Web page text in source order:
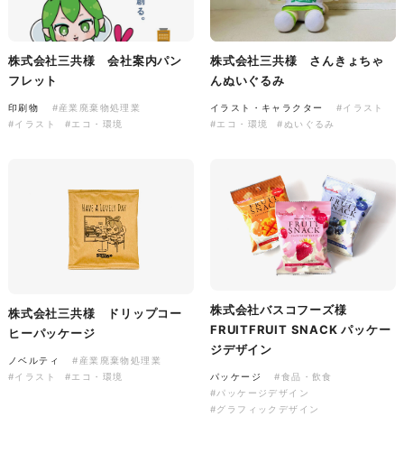
株式会社三共様 ドリップコー
株式会社バスコフーズ様
FRUITFRUIT SNACK パッケ
株式会社三共様 会社案内パン
フレット
印刷物
#産業廃棄物処理業
#イラスト
#エコ・環境
株式会社三共様 さんきょちゃ
んぬいぐるみ
イラスト・キャラクター
#イラスト
#エコ・環境
#ぬいぐるみ
株式会社三共様 ドリップコー
ヒーパッケージ
ノベルティ
#産業廃棄物処理業
#イラスト
#エコ・環境
株式会社バスコフーズ様
FRUITFRUIT SNACK パッケー
ジデザイン
パッケージ
#食品・飲食
#パッケージデザイン
#グラフィックデザイン